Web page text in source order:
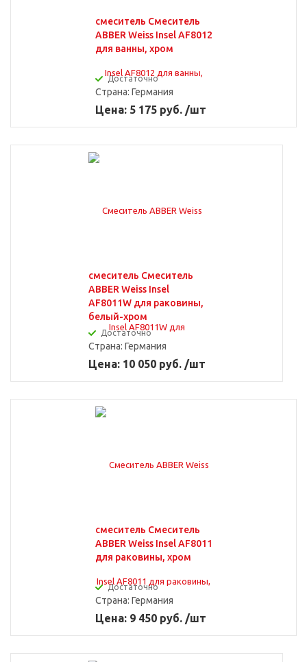
смеситель Смеситель
ABBER Weiss Insel AF8012
для ванны, хром
Достаточно
Страна: Германия
Цена: 5 175 руб. /шт
смеситель Смеситель
ABBER Weiss Insel
AF8011W для раковины,
белый-хром
Достаточно
Страна: Германия
Цена: 10 050 руб. /шт
смеситель Смеситель
ABBER Weiss Insel AF8011
для раковины, хром
Достаточно
Страна: Германия
Цена: 9 450 руб. /шт